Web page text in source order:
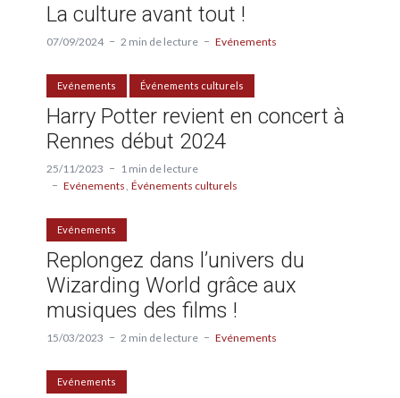
La culture avant tout !
07/09/2024 2 min de lecture Evénements
Evénements Événements culturels
Harry Potter revient en concert à
Rennes début 2024
25/11/2023
1 min de lecture
Evénements Événements culturels
Evénements
Replongez dans l’univers du
Wizarding World grâce aux
musiques des films !
15/03/2023 2 min de lecture Evénements
Evénements